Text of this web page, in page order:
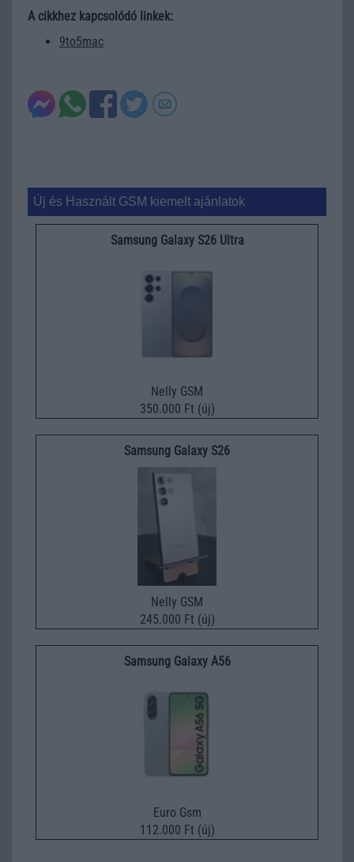
A cikkhez kapcsolódó linkek:
9to5mac
Új és Használt GSM kiemelt ajánlatok
Samsung Galaxy S26 Ultra
Nelly GSM
350.000 Ft (új)
Samsung Galaxy S26
Nelly GSM
245.000 Ft (új)
Samsung Galaxy A56
Euro Gsm
112.000 Ft (új)